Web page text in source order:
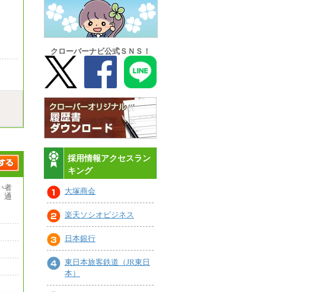
※
長
広
高
鹿
者
通
クローバーナビ公式ＳＮＳ！
採用情報アクセスラン
キング
大塚商会
楽天ソシオビジネス
日本銀行
東日本旅客鉄道（JR東日
本）